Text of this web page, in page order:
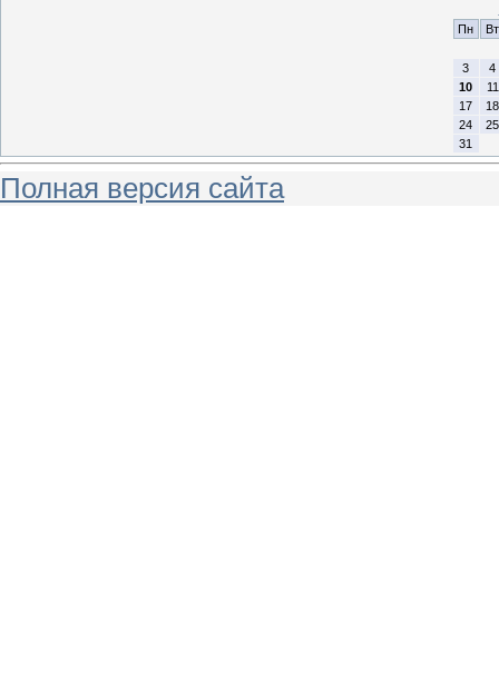
Пн
Вт
3
4
10
11
17
18
24
25
31
Полная версия сайта